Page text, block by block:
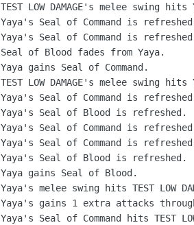
TEST LOW DAMAGE's melee
Yaya's Seal of Command is
Yaya's Seal of Command is
Seal of Blood fades from Yaya.
Yaya gains Seal of Command.
TEST LOW DAMAGE's melee
Yaya's Seal of Command is
Yaya's Seal of Blood is refreshed.
Yaya's Seal of Command is
Yaya's Seal of Command is
Yaya's Seal of Blood is refreshed.
Yaya gains Seal of Blood.
Yaya's melee swing hits TEST LOW
Yaya's gains 1 extra attacks
Yaya's Seal of Command hits TEST